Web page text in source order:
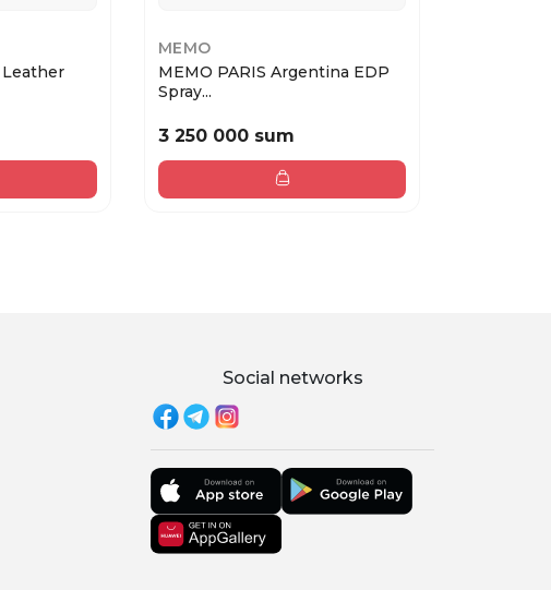
Leather
MEMO
MEMO PARIS Argentina EDP
Spray...
3 250 000 sum
Social networks